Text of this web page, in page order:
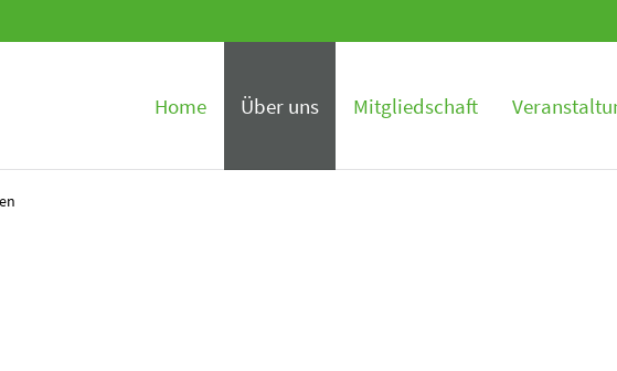
Home Über uns Mitgliedschaft